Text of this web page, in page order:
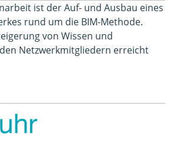
ist der Auf- und Ausbau eines
rund um die BIM-Methode.
von Wissen und
Netzwerkmitgliedern erreicht